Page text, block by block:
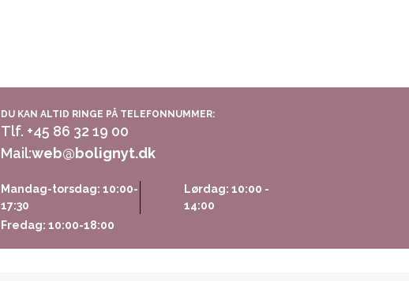
DU KAN ALTID RINGE PÅ TELEFONNUMMER:
Tlf. +45 86 32 19 00
Mail:web@bolignyt.dk
Mandag-torsdag: 10:00-
17:30
Fredag: 10:00-18:00
Lørdag: 10:00 -
14:00